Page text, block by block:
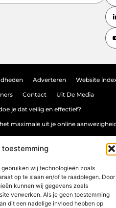
toestemming
wij technologieën zoals
op te slaan en/of te raadplegen. Door
kunnen wij gegevens zoals
verwerken. Als je geen toestemming
dit een nadelige invloed hebben op
Adverteren Website
Contact Uit De Media
je dat veilig en effectief?
maximale uit je online
All Rights Reserved © 2025